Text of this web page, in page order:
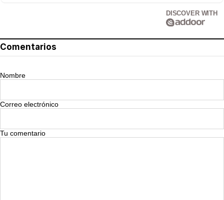
DISCOVER WITH
Comentarios
Nombre
Correo electrónico
Tu comentario